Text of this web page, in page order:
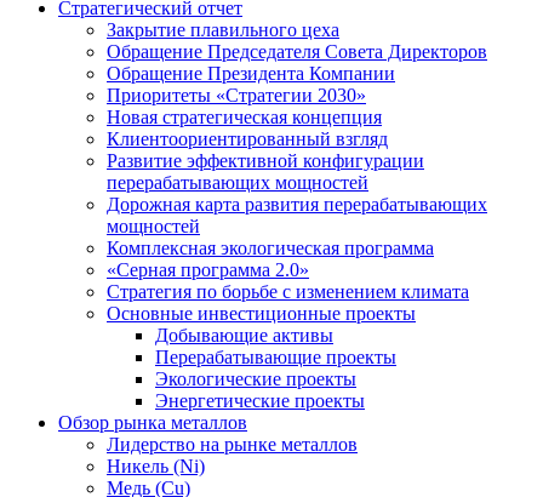
Стратегический отчет
Закрытие плавильного цеха
Обращение Председателя Совета Директоров
Обращение Президента Компании
Приоритеты «Стратегии 2030»
Новая стратегическая концепция
Клиентоориентированный взгляд
Развитие эффективной конфигурации
перерабатывающих мощностей
Дорожная карта развития перерабатывающих
мощностей
Комплексная экологическая программа
«Серная программа 2.0»
Стратегия по борьбе с изменением климата
Основные инвестиционные проекты
Добывающие активы
Перерабатывающие проекты
Экологические проекты
Энергетические проекты
Обзор рынка металлов
Лидерство на рынке металлов
Никель (Ni)
Медь (Cu)